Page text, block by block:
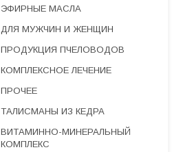
ЭФИРНЫЕ МАСЛА
ДЛЯ МУЖЧИН И ЖЕНЩИН
ПРОДУКЦИЯ ПЧЕЛОВОДОВ
КОМПЛЕКСНОЕ ЛЕЧЕНИЕ
ПРОЧЕЕ
ТАЛИСМАНЫ ИЗ КЕДРА
ВИТАМИННО-МИНЕРАЛЬНЫЙ
КОМПЛЕКС